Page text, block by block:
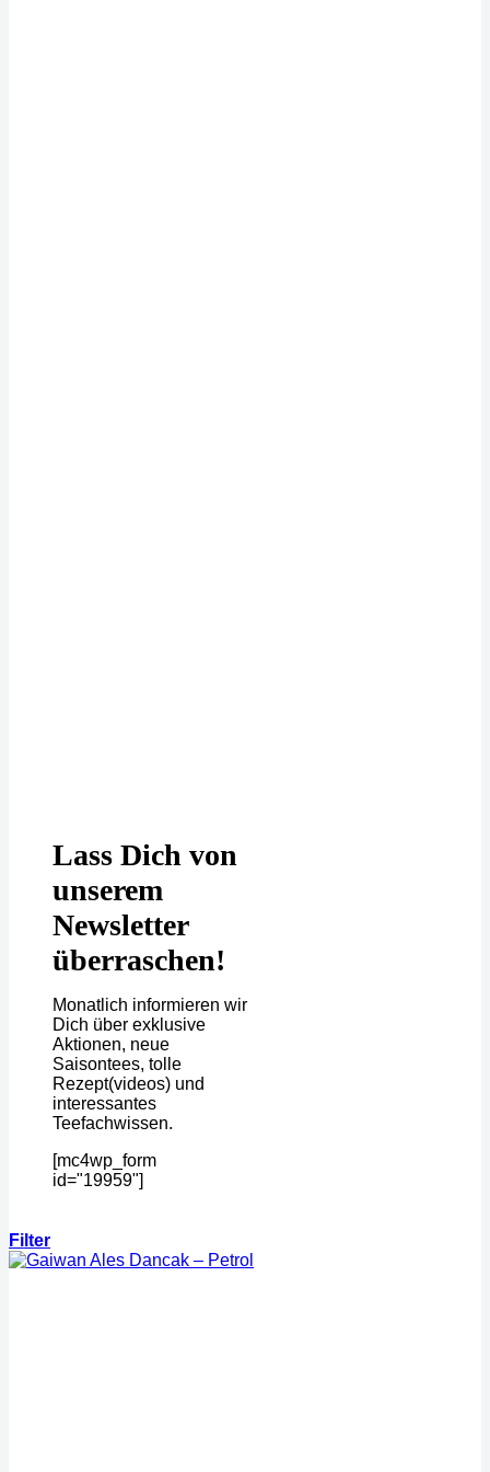
Lass Dich von
unserem
Newsletter
überraschen!
Monatlich informieren wir
Dich über exklusive
Aktionen, neue
Saisontees, tolle
Rezept(videos) und
interessantes
Teefachwissen.
[mc4wp_form
id="19959"]
Filter